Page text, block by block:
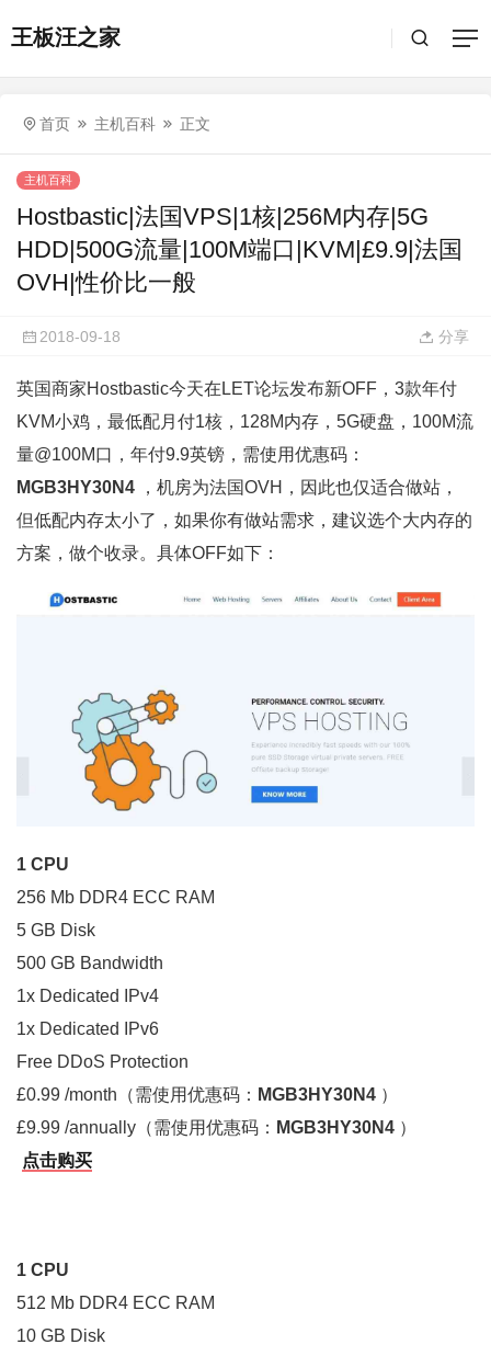
王板汪之家
首页 主机百科 正文
主机百科
Hostbastic|法国VPS|1核|256M内存|5G
HDD|500G流量|100M端口|KVM|£9.9|法国
OVH|性价比一般
2018-09-18 分享
英国商家Hostbastic今天在LET论坛发布新OFF，3款年付
KVM小鸡，最低配月付1核，128M内存，5G硬盘，100M流
量@100M口，年付9.9英镑，需使用优惠码：
MGB3HY30N4 ，机房为法国OVH，因此也仅适合做站，
但低配内存太小了，如果你有做站需求，建议选个大内存的
方案，做个收录。具体OFF如下：
1 CPU
256 Mb DDR4 ECC RAM
5 GB Disk
500 GB Bandwidth
1x Dedicated IPv4
1x Dedicated IPv6
Free DDoS Protection
£0.99 /month（需使用优惠码： MGB3HY30N4 ）
£9.99 /annually（需使用优惠码： MGB3HY30N4 ）
点击购买
1 CPU
512 Mb DDR4 ECC RAM
10 GB Disk